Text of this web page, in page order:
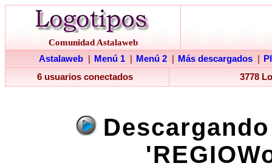
Comunidad Astalaweb
Astalaweb
Menú 1 Menú 2 Más descargados
6 usuarios conectados
3778